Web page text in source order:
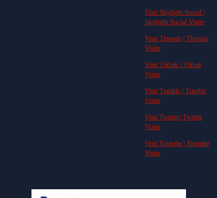
Visit Skylight.Social |
Skylight.Social Visite
Visit Threads | Threads
Visite
Visit Tiktok | Tiktok
Visite
Visit Tumblr | Tumblr
Visite
Visit Twitter| Twitter
Visite
Visit Youtube | Youtube
Visite